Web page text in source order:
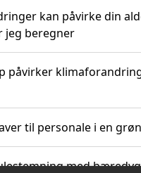
kan påvirke din
jeg beregner
påvirker
til personale i en
med